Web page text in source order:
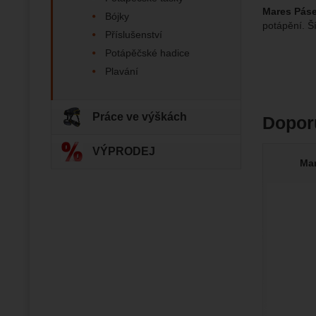
Tyto
vhodné
Mares
potápění.
Bójky
Příslušenství
Potápěčské hadice
Plavání
Práce ve výškách
VÝPRODEJ